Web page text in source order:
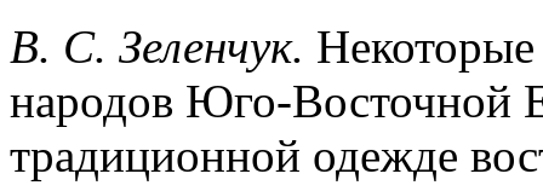
B. С. Зеленчук.
народов Юго-Восточной
традиционной одежде